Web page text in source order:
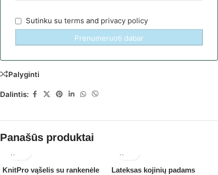
Sutinku su terms and privacy policy
Palyginti
Dalintis:
Panašūs produktai
KnitPro vąšelis su rankenėle Lateksas kojinių padams